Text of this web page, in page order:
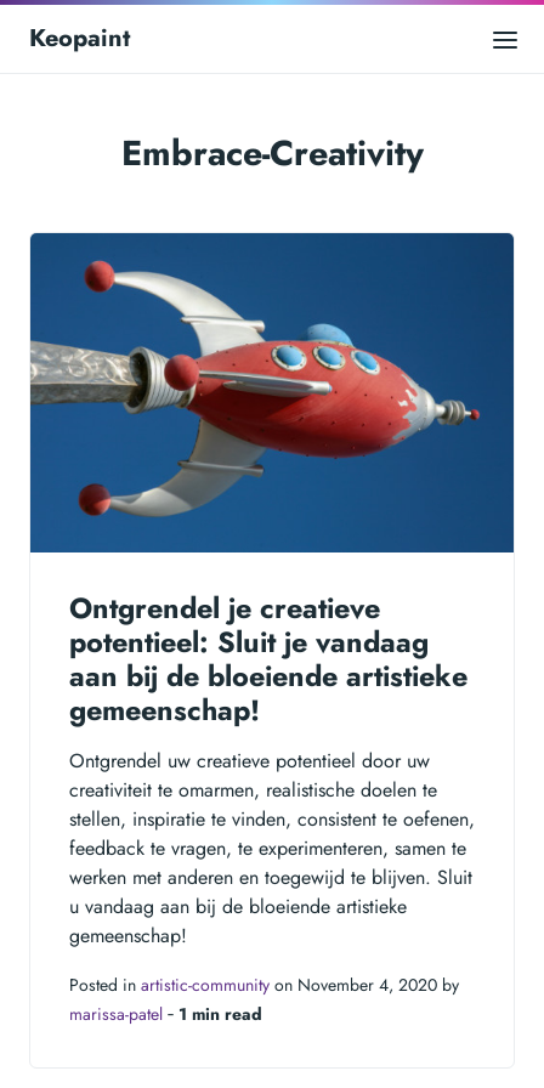
Keopaint
Embrace-Creativity
Ontgrendel je creatieve
potentieel: Sluit je vandaag
aan bij de bloeiende artistieke
gemeenschap!
Ontgrendel uw creatieve potentieel door uw
creativiteit te omarmen, realistische doelen te
stellen, inspiratie te vinden, consistent te oefenen,
feedback te vragen, te experimenteren, samen te
werken met anderen en toegewijd te blijven. Sluit
u vandaag aan bij de bloeiende artistieke
gemeenschap!
Posted in artistic-community on November 4, 2020 by
marissa-patel ‐ 1 min read